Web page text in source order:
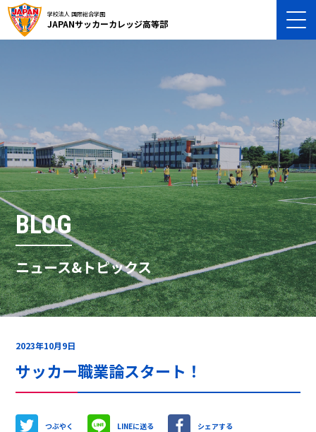
学校法人 国際総合学園
JAPANサッカーカレッジ高等部
BLOG
ニュース&トピックス
2023年10月9日
サッカー職業論スタート！
つぶやく LINEに送る シェアする